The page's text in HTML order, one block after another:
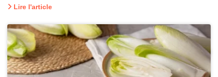
Lire l'article